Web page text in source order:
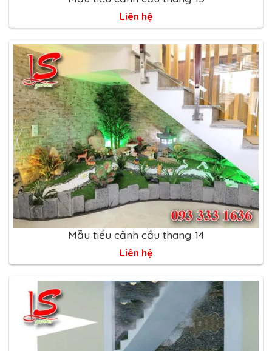
Liên hệ
Mẫu tiểu cảnh cầu thang 14
Liên hệ